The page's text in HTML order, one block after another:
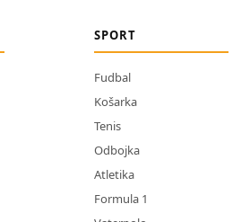
SPORT
Fudbal
Košarka
Tenis
Odbojka
Atletika
Formula 1